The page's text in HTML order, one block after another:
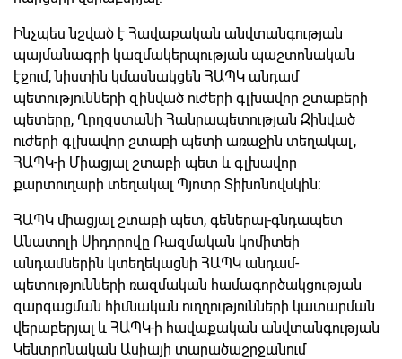
Ինչպես նշված է Հավաքական անվտանգության
պայմանագրի կազմակերպության պաշտոնական
էջում, նիստին կմասնակցեն ՀԱՊԿ անդամ
պետությունների զինված ուժերի գլխավոր շտաբերի
պետերը, Ղրղզստանի Հանրապետության Զինված
ուժերի գլխավոր շտաբի պետի առաջին տեղակալ,
ՀԱՊԿ-ի Միացյալ շտաբի պետ և գլխավոր
քարտուղարի տեղակալ Պյոտր Տիխոնովսկին:
ՀԱՊԿ միացյալ շտաբի պետ, գեներալ-գնդապետ
Անատոլի Սիդորովը Ռազմական կոմիտեի
անդամներին կտեղեկացնի ՀԱՊԿ անդամ-
պետությունների ռազմական համագործակցության
զարգացման հիմնական ուղղությունների կատարման
վերաբերյալ և ՀԱՊԿ-ի հավաքական անվտանգության
Կենտրոնական Ասիայի տարածաշրջանում